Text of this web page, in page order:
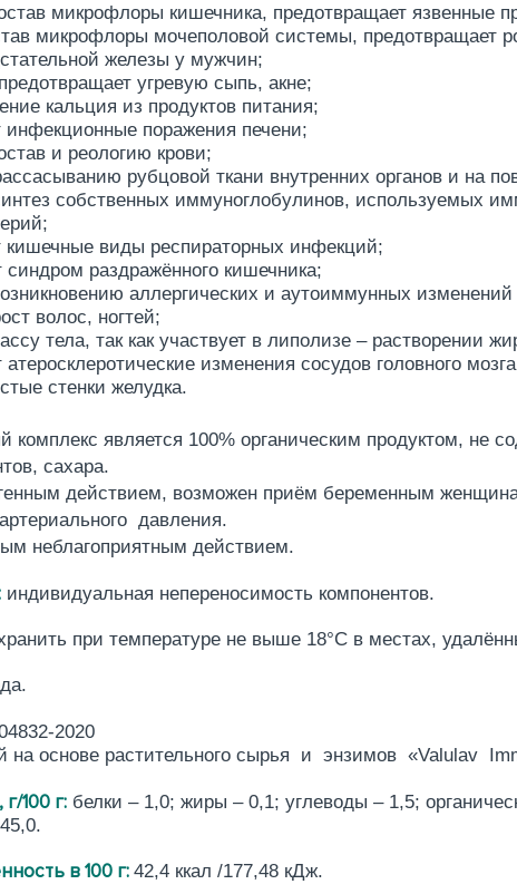
микрофлоры кишечника, предотвращает язвенные
микрофлоры мочеполовой системы,
железы у мужчин;
угревую сыпь, акне;
кальция из продуктов питания;
инфекционные поражения печени;
и реологию крови;
рубцовой ткани внутренних органов и на
собственных иммуноглобулинов, используемых
кишечные виды респираторных инфекций;
синдром раздражённого кишечника;
аллергических и аутоиммунных
волос, ногтей;
тела, так как участвует в липолизе – растворении
изменения сосудов головного
стенки желудка.
комплекс является 100% органическим продуктом, не
сахара.
действием, возможен приём беременным
давления.
неблагоприятным действием.
индивидуальная непереносимость компонентов.
при температуре не выше 18°С в местах,
2020
на основе растительного сырья и энзимов «Valulav
100 г: белки – 1,0; жиры – 0,1; углеводы – 1,5;
в 100 г: 42,4 ккал /177,48 кДж.